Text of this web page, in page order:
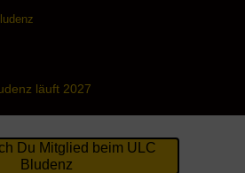
läuft 2027
Du Mitglied beim ULC
Bludenz